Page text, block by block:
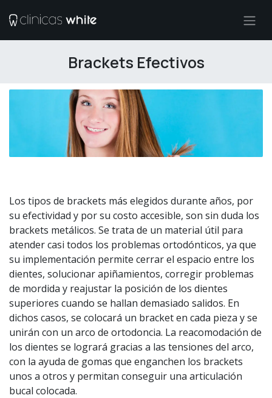
Brackets Efectivos
Los tipos de brackets más elegidos durante años, por
su efectividad y por su costo accesible, son sin duda los
brackets metálicos. Se trata de un material útil para
atender casi todos los problemas ortodónticos, ya que
su implementación permite cerrar el espacio entre los
dientes, solucionar apiñamientos, corregir problemas
de mordida y reajustar la posición de los dientes
superiores cuando se hallan demasiado salidos. En
dichos casos, se colocará un bracket en cada pieza y se
unirán con un arco de ortodoncia. La reacomodación de
los dientes se logrará gracias a las tensiones del arco,
con la ayuda de gomas que enganchen los brackets
unos a otros y permitan conseguir una articulación
bucal colocada.